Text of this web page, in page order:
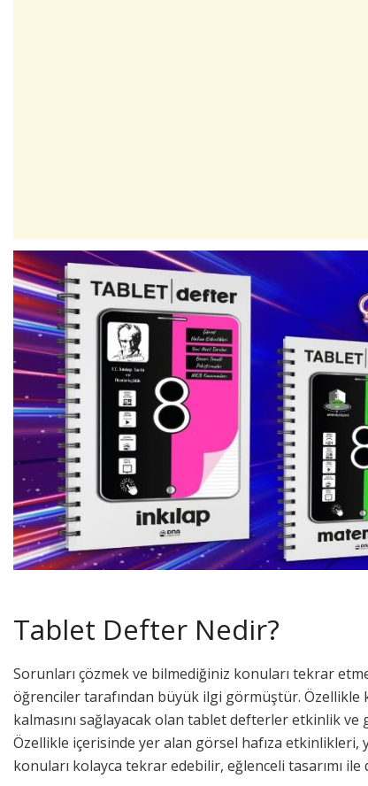
Tablet Defter Nedir?
Sorunları çözmek ve bilmediğiniz konuları tekrar
öğrenciler tarafından büyük ilgi görmüştür. Özellikle
kalmasını sağlayacak olan tablet defterler etkinlik
Özellikle içerisinde yer alan görsel hafıza
konuları kolayca tekrar edebilir, eğlenceli tasarımı ile